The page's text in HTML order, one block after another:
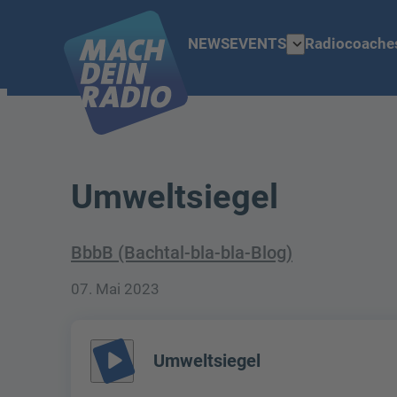
NEWSEVENTS expand_more
Umweltsiegel
BbbB (Bachtal-bla-bla-Blog)
07. Mai 2023
play_arrow Umweltsiegel